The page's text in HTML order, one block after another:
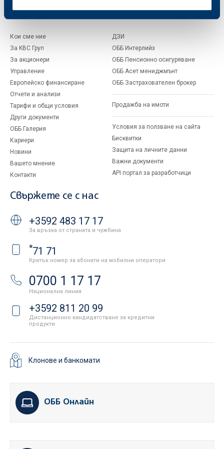
За ОББ
Кои сме ние
За KBC Груп
За акционери
Управление
Европейско финансиране
Отчети и анализи
Тарифи и общи условия
Други документи
ОББ Галерия
Кариери
Новини
Вашето мнение
Контакти
Групата на KBC
ДЗИ
ОББ Интерлийз
ОББ Пенсионно осигуряване
ОББ Асет мениджмънт
ОББ Застрахователен брокер
Продажба на имоти
Условия за ползване на сайта
Бисквитки
Защита на личните данни
Важни документи
API портал за разработчици
Свържете се с нас
+3592 483 17 17
За връзка от страната и чужбина
*71 71
Кратък номер за абонати на мобилни оператори
0700 1 17 17
Национална линия
+3592 811 20 99
Дистанционно кандидатстване за кредитни
продукти
Клонове и банкомати
ОББ Онлайн